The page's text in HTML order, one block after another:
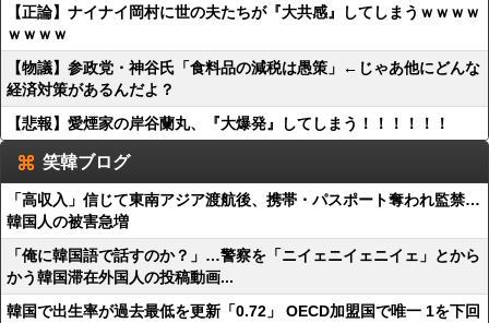
【正論】ナイナイ岡村に世の夫たちが『大共感』してしまうｗｗｗｗ
ｗｗｗｗ
【物議】参政党・神谷氏「食料品の減税は愚策」←じゃあ他にどんな
経済対策があるんだよ？
【悲報】愛煙家の岸谷蘭丸、『大爆発』してしまう！！！！！！
笑韓ブログ
「高収入」信じて東南アジア渡航後、携帯・パスポート奪われ監禁…
韓国人の被害急増
「俺に韓国語で話すのか？」…警察を「ニイェニイェニイェ」とから
かう韓国滞在外国人の投稿動画...
韓国で出生率が過去最低を更新「0.72」 OECD加盟国で唯一 1を下回